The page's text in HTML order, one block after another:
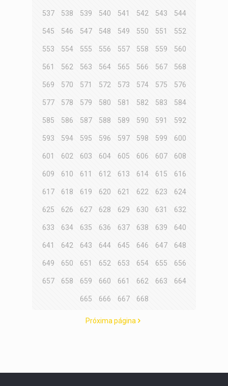
537 538 539 540 541 542 543 544
545 546 547 548 549 550 551 552
553 554 555 556 557 558 559 560
561 562 563 564 565 566 567 568
569 570 571 572 573 574 575 576
577 578 579 580 581 582 583 584
585 586 587 588 589 590 591 592
593 594 595 596 597 598 599 600
601 602 603 604 605 606 607 608
609 610 611 612 613 614 615 616
617 618 619 620 621 622 623 624
625 626 627 628 629 630 631 632
633 634 635 636 637 638 639 640
641 642 643 644 645 646 647 648
649 650 651 652 653 654 655 656
657 658 659 660 661 662 663 664
665 666 667 668
Próxima página